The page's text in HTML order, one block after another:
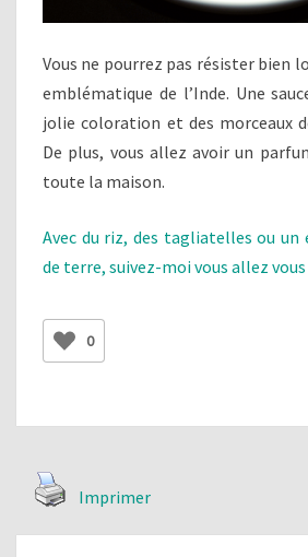
Vous ne pourrez pas résister bien
emblématique de l’Inde. Une
jolie coloration et des morceaux
De plus, vous allez avoir un
toute la maison.
Avec du riz, des tagliatelles ou un
de terre, suivez-moi vous allez
0
Imprimer